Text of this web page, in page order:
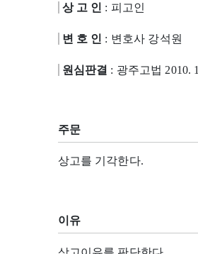
상 고 인 : 피고인
변 호 인 : 변호사 강석원
원심판결 : 광주고법 2010.
주문
상고를 기각한다.
이유